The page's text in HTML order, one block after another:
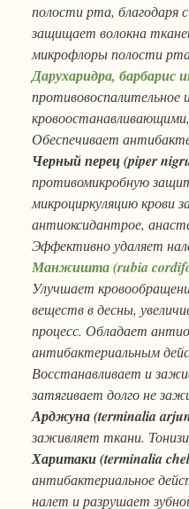
полости рта,
защищает волокна
микрофлоры полости
Дарухаридра, барбарис
Обеспечивает
Черный перец (piper
противомикробную
микроциркуляцию крови
антиоксидантрое,
Эффективно удаляет
Манжишта (rubia
Улучшает
веществ в десны,
процесс. Обладает
антибактериальным
Восстанавливает и
затягивает долго не
Арджуна (terminalia
заживляет ткани.
Харитаки (terminalia
антибактериальное
налет и разрушает